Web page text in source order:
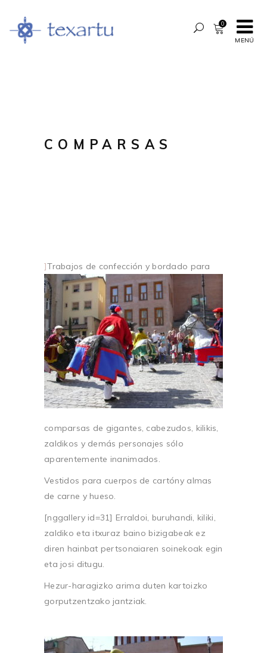
MENÚ
0
COMPARSAS
]Trabajos de confección y bordado para
comparsas de gigantes, cabezudos, kilikis,
zaldikos y demás personajes sólo
aparentemente inanimados.
Vestidos para cuerpos de cartóny almas
de carne y hueso.
[nggallery id=31] Erraldoi, buruhandi, kiliki,
zaldiko eta itxuraz baino bizigabeak ez
diren hainbat pertsonaiaren soinekoak egin
eta josi ditugu.
Hezur-haragizko arima duten kartoizko
gorputzentzako jantziak.